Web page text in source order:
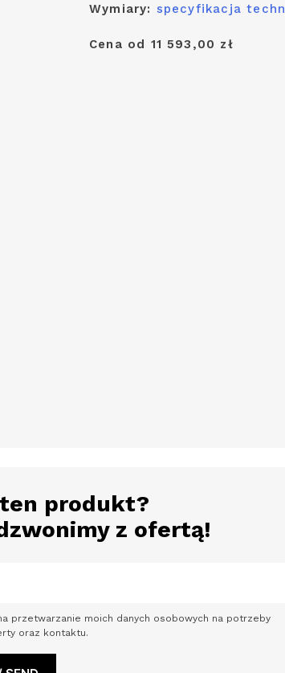
Wymiary: specyfikacja
Cena od 11 593,00 zł
produkt?
z ofertą!
przetwarzanie moich danych osobowych na potrzeby
oraz kontaktu.